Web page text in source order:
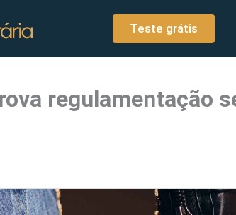
Teste grátis
regulamentação